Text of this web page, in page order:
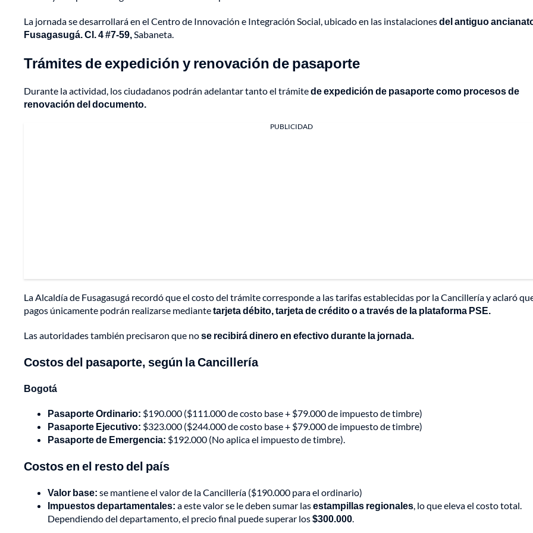
La jornada se desarrollará en el Centro de Innovación e Integración Social, ubicado en las instalacionesdel antiguo
Fusagasugá. Cl. 4 #7-59,Sabaneta.
Trámites de expedición y renovación de pasaporte
Durante la actividad, los ciudadanos podrán adelantar tanto el trámitede expedición de pasaporte como procesos de
renovación del documento.
PUBLICIDAD
La Alcaldía de Fusagasugá recordó que el costo del trámite corresponde a las tarifas establecidas por la Cancillería y aclaró
pagos únicamente podrán realizarse mediantetarjeta débito, tarjeta de crédito o a través de la plataforma PSE.
Las autoridades también precisaron que nose recibirá dinero en efectivo durante la jornada.
Costos del pasaporte, según la Cancillería
Bogotá
Pasaporte Ordinario: $190.000 ($111.000 de costo base + $79.000 de impuesto de timbre)
Pasaporte Ejecutivo: $323.000 ($244.000 de costo base + $79.000 de impuesto de timbre)
Pasaporte de Emergencia: $192.000 (No aplica el impuesto de timbre).
Costos en el resto del país
Valor base: se mantiene el valor de la Cancillería ($190.000 para el ordinario)
Impuestos departamentales: a este valor se le deben sumar lasestampillas regionales, lo que eleva el costo total.
Dependiendo del departamento, el precio final puede superar los$300.000.